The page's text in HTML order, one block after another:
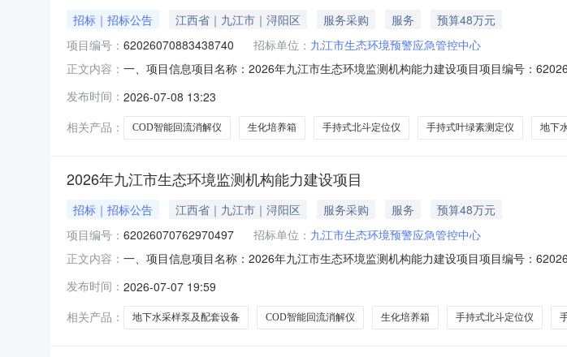
招标｜招标公告 江西省｜九江市｜浔阳区 服务采购 服务
预算48万元
项目编号： 62026070883438740 招标单位： 九江市生态环境预警应急管控中心
正文内容： 一、项目信息项目名称：2026年九江市生态环境监测机构能力建设项目项目编号：
手持式叶绿素测定仪核心参数要求:商品类目:其他试验仪器及装置;次要参数要求:浊度范
发布时间： 2026-07-08 13:23
相关产品：
COD智能回流消解仪 生化培养箱 手持式北斗定位仪 手持式叶绿素测定仪 地下
2026年九江市生态环境监测机构能力建设项目
招标｜招标公告 江西省｜九江市｜浔阳区 服务采购 服务
预算48万元
项目编号： 62026070762970497 招标单位： 九江市生态环境预警应急管控中心
正文内容： 一、项目信息项目名称：2026年九江市生态环境监测机构能力建设项目项目编号：
生化培养箱核心参数要求:商品类目:其他试验仪器及装置;次要参数要求:棚板层数:大于或
发布时间： 2026-07-07 19:59
相关产品：
地下水采样泵及配套设备 COD智能回流消解仪 生化培养箱 手持式北斗定位仪